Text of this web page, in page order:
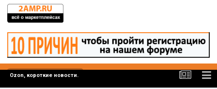
Ozon, короткие новости.